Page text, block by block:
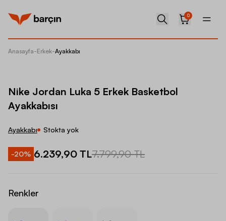
0
Anasayfa-Erkek-Ayakkabı
Nike Jordan Luka 5 Erkek Basketbol
Ayakkabısı
Ayakkabı Stokta yok
-20% 6.239,90 TL7.799,90 TL
Renkler